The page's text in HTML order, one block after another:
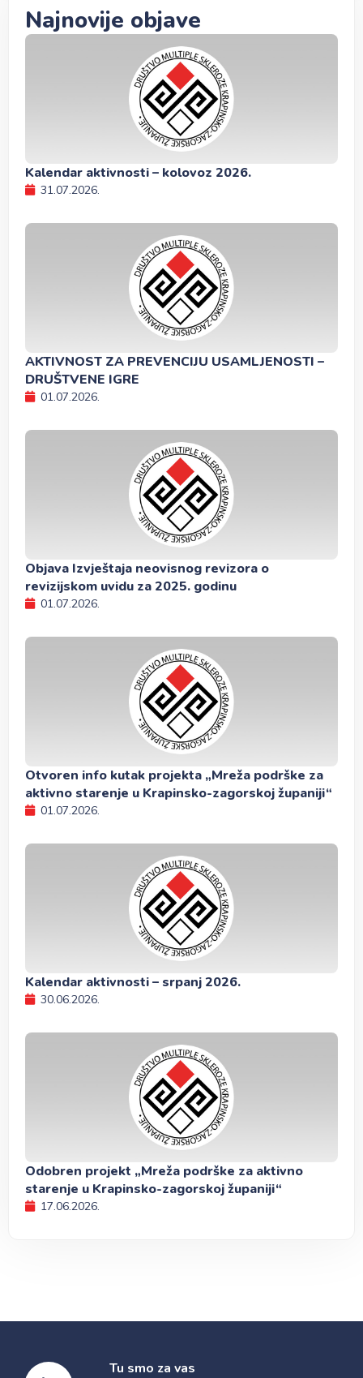
Najnovije objave
Kalendar aktivnosti – kolovoz 2026.
31.07.2026.
AKTIVNOST ZA PREVENCIJU USAMLJENOSTI –
DRUŠTVENE IGRE
01.07.2026.
Objava Izvještaja neovisnog revizora o
revizijskom uvidu za 2025. godinu
01.07.2026.
Otvoren info kutak projekta „Mreža podrške za
aktivno starenje u Krapinsko-zagorskoj županiji“
01.07.2026.
Kalendar aktivnosti – srpanj 2026.
30.06.2026.
Odobren projekt „Mreža podrške za aktivno
starenje u Krapinsko-zagorskoj županiji“
17.06.2026.
Tu smo za vas